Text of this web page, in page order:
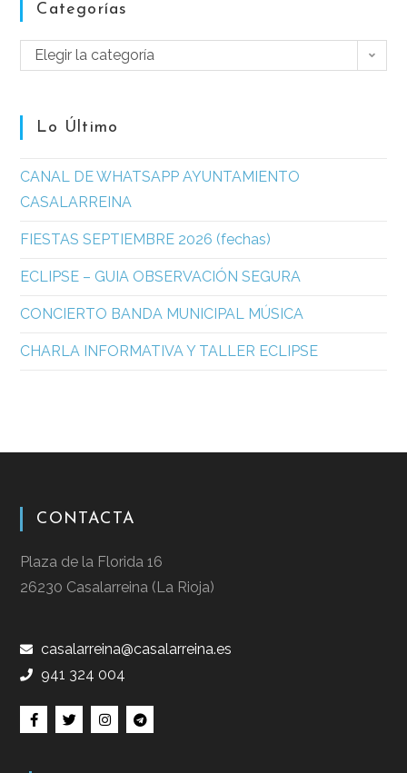
Categorías
Elegir la categoría
Lo Último
CANAL DE WHATSAPP AYUNTAMIENTO
CASALARREINA
FIESTAS SEPTIEMBRE 2026 (fechas)
ECLIPSE – GUIA OBSERVACIÓN SEGURA
CONCIERTO BANDA MUNICIPAL MÚSICA
CHARLA INFORMATIVA Y TALLER ECLIPSE
CONTACTA
Plaza de la Florida 16
26230 Casalarreina (La Rioja)
casalarreina@casalarreina.es
941 324 004